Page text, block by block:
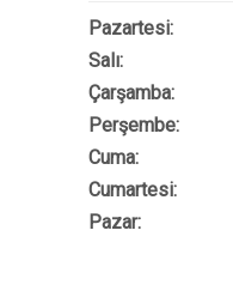
Pazartesi:
Salı:
Çarşamba:
Perşembe:
Cuma:
Cumartesi:
Pazar: